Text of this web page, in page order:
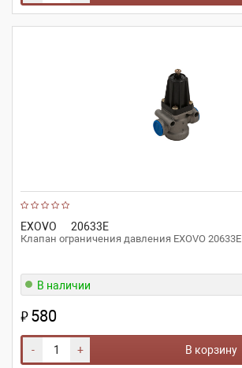
EXOVO 20633E
Клапан ограничения давления EXOVO 20633E
В наличии
₽580
- + В корзину